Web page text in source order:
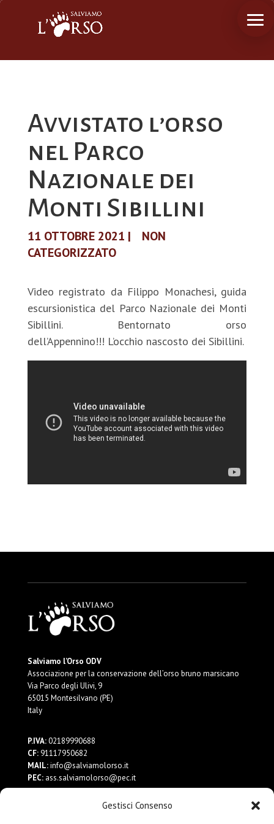
Gestisci Consenso
Avvistato l’orso
nel Parco
Nazionale dei
Monti Sibillini
11 OTTOBRE 2021 |
NON
CATEGORIZZATO
Video registrato da Filippo Monachesi, guida
escursionistica del Parco Nazionale dei Monti
Sibillini. Bentornato orso
dell’Appennino!!! L’occhio nascosto dei Sibillini.
Salviamo l’Orso ODV
Associazione per la conservazione dell’orso bruno marsicano
Via Parco degli Ulivi, 9
65015 Montesilvano (PE)
Italy
P.IVA:02189990688
CF:91117950682
MAIL:info@salviamolorso.it
PEC:ass.salviamolorso@pec.it